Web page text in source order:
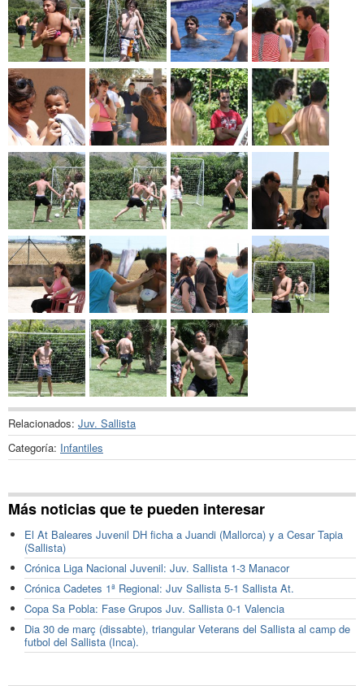
Relacionados: Juv. Sallista
Categoría: Infantiles
Más noticias que te pueden interesar
El At Baleares Juvenil DH ficha a Juandi (Mallorca) y a Cesar Tapia
(Sallista)
Crónica Liga Nacional Juvenil: Juv. Sallista 1-3 Manacor
Crónica Cadetes 1ª Regional: Juv Sallista 5-1 Sallista At.
Copa Sa Pobla: Fase Grupos Juv. Sallista 0-1 Valencia
Dia 30 de març (dissabte), triangular Veterans del Sallista al camp de
futbol del Sallista (Inca).